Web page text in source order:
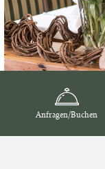
Anfragen/Buchen